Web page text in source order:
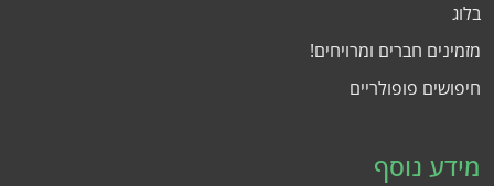
בלוג
מזמינים חברים ומרויחים!
חיפושים פופולריים
מידע נוסף